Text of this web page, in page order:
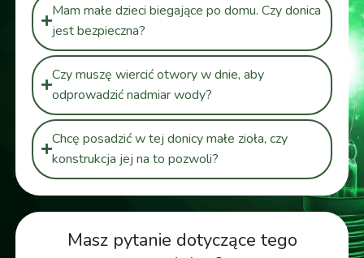
Masz pytanie dotyczące tego
Mam małe dzieci biegające po domu. Czy donica
jest bezpieczna?
Czy muszę wiercić otwory w dnie, aby
odprowadzić nadmiar wody?
Chcę posadzić w tej donicy małe zioła, czy
konstrukcja jej na to pozwoli?